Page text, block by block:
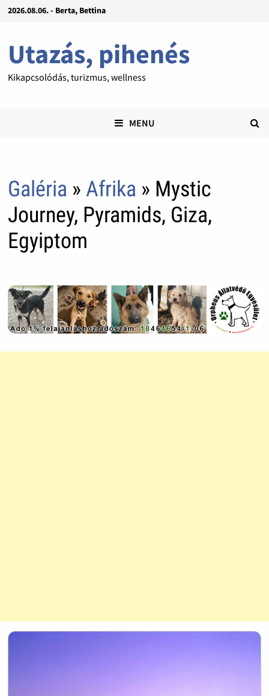
2026.08.06. - Berta, Bettina
Utazás, pihenés
Kikapcsolódás, turizmus, wellness
MENU
Galéria » Afrika » Mystic
Journey, Pyramids, Giza,
Egyiptom